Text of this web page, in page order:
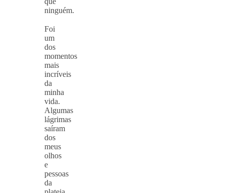
ninguém.
Foi
um
dos
momentos
mais
incríveis
da
minha
vida.
Algumas
lágrimas
saíram
dos
meus
olhos
e
pessoas
da